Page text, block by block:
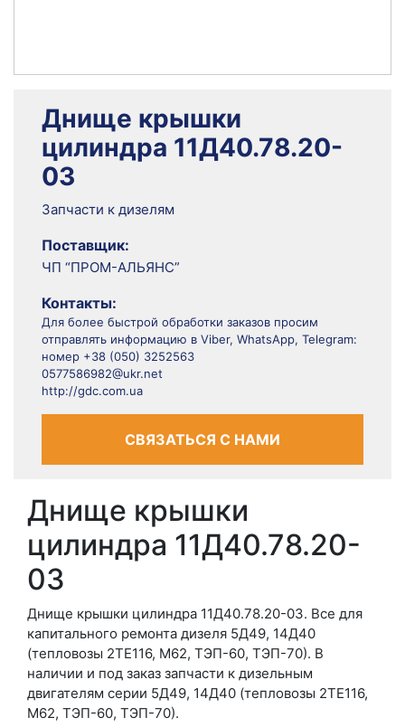
Днище крышки
цилиндра 11Д40.78.20-
03
Запчасти к дизелям
Поставщик:
ЧП “ПРОМ-АЛЬЯНС”
Контакты:
Для более быстрой обработки заказов просим
отправлять информацию в Viber, WhatsApp, Telegram:
номер +38 (050) 3252563
0577586982@ukr.net
http://gdc.com.ua
СВЯЗАТЬСЯ С НАМИ
Днище крышки
цилиндра 11Д40.78.20-
03
Днище крышки цилиндра 11Д40.78.20-03. Все для
капитального ремонта дизеля 5Д49, 14Д40
(тепловозы 2ТЕ116, М62, ТЭП-60, ТЭП-70). В
наличии и под заказ запчасти к дизельным
двигателям серии 5Д49, 14Д40 (тепловозы 2ТЕ116,
М62, ТЭП-60, ТЭП-70).